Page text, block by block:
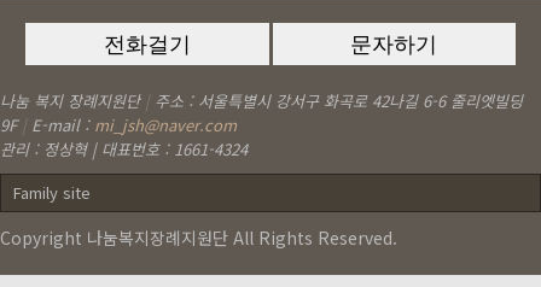
나눔 복지 장례지원단 | 주소 : 서울특별시 강서구 화곡로 42나길 6-6 줄리엣빌딩
9F | E-mail : mi_jsh@naver.com
관리 : 정상혁 | 대표번호 : 1661-4324
Family site
Copyright 나눔복지장례지원단 All Rights Reserved.